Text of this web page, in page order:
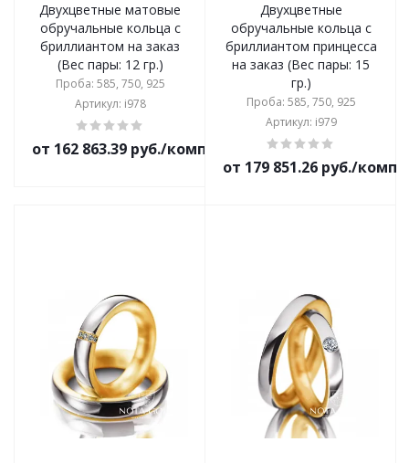
Двухцветные матовые
обручальные кольца с
бриллиантом на заказ
(Вес пары: 12 гр.)
Проба: 585, 750, 925
Артикул: i978
от 162 863.39 руб./комплект
Двухцветные
обручальные кольца с
бриллиантом принцесса
на заказ (Вес пары: 15
гр.)
Проба: 585, 750, 925
Артикул: i979
от 179 851.26 руб./